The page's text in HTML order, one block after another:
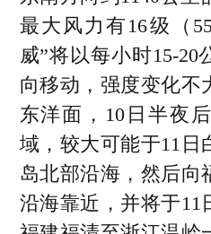
岛北部沿海，随后
在福建福清至浙江
度为强台风级或台
北方向移动并逐渐
02
浙江各地抢抓台风
开展早稻抢收、烘
粮应收尽收、颗粒
理，降低台风对农
最大风力有16级（
威”将以每小时15-20
向移动，强度变化不
东洋面，10日半夜
域，较大可能于11日
岛北部沿海，然后向
沿海靠近，并将于11